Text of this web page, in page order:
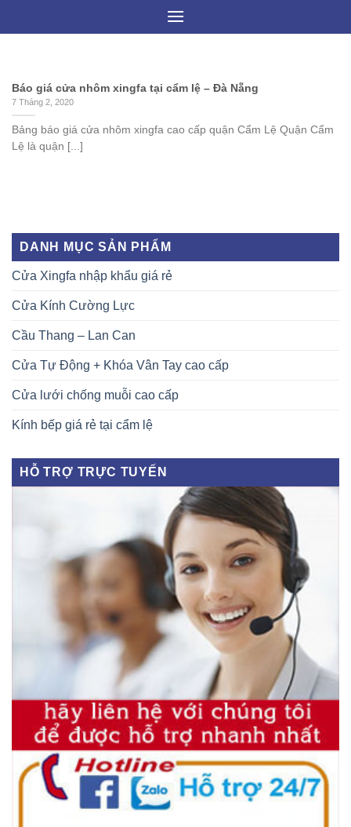
Báo giá cửa nhôm xingfa tại cẩm lệ – Đà Nẵng
7 Tháng 2, 2020
Bảng báo giá cửa nhôm xingfa cao cấp quận Cẩm Lệ Quận Cẩm
Lệ là quận [...]
DANH MỤC SẢN PHẨM
Cửa Xingfa nhập khẩu giá rẻ
Cửa Kính Cường Lực
Cầu Thang – Lan Can
Cửa Tự Động + Khóa Vân Tay cao cấp
Cửa lưới chống muỗi cao cấp
Kính bếp giá rẻ tại cẩm lệ
HỖ TRỢ TRỰC TUYẾN